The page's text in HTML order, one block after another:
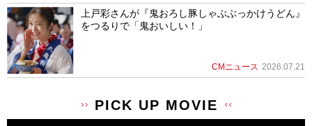
上戸彩さんが『鬼おろし豚しゃぶぶっかけうどん』
をつるりで「鬼おいしい！」
CMニュース 2026.07.21
PICK UP MOVIE